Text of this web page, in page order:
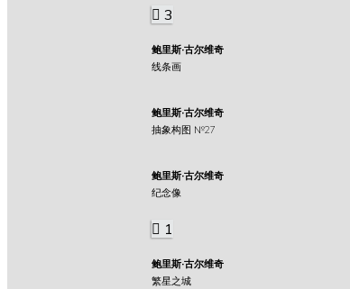
3
鲍里斯·古尔维奇
线条画
鲍里斯·古尔维奇
抽象构图 №27
鲍里斯·古尔维奇
纪念像
1
鲍里斯·古尔维奇
繁星之城